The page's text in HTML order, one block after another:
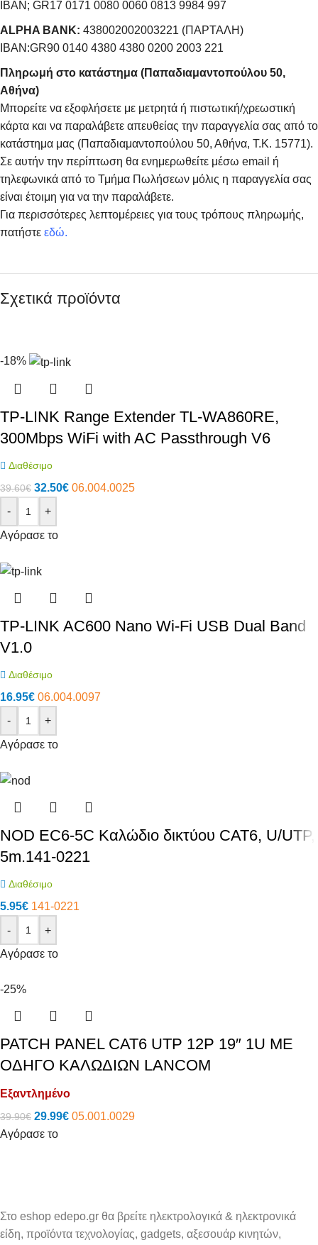
IBAN; GR17 0171 0080 0060 0813 9984 997
ALPHA BANK: 438002002003221 (ΠΑΡΤΑΛΗ)
IBAN:GR90 0140 4380 4380 0200 2003 221
Πληρωμή στο κατάστημα (Παπαδιαμαντοπούλου 50,
Αθήνα)
Μπορείτε να εξοφλήσετε με μετρητά ή πιστωτική/χρεωστική
κάρτα και να παραλάβετε απευθείας την παραγγελία σας από το
κατάστημα μας (Παπαδιαμαντοπούλου 50, Αθήνα, Τ.Κ. 15771).
Σε αυτήν την περίπτωση θα ενημερωθείτε μέσω email ή
τηλεφωνικά από το Τμήμα Πωλήσεων μόλις η παραγγελία σας
είναι έτοιμη για να την παραλάβετε.
Για περισσότερες λεπτομέρειες για τους τρόπους πληρωμής,
πατήστε εδώ.
Σχετικά προϊόντα
-18%
TP-LINK Range Extender TL-WA860RE,
300Mbps WiFi with AC Passthrough V6
Διαθέσιμο
39.60€ 32.50€ 06.004.0025
-
+
Αγόρασε το
TP-LINK AC600 Nano Wi-Fi USB Dual Band
V1.0
Διαθέσιμο
16.95€ 06.004.0097
-
+
Αγόρασε το
NOD EC6-5C Καλώδιο δικτύου CAT6, U/UTP,
5m.141-0221
Διαθέσιμο
5.95€ 141-0221
-
+
Αγόρασε το
-25%
PATCH PANEL CAT6 UTP 12P 19″ 1U ΜΕ
ΟΔΗΓΟ ΚΑΛΩΔΙΩΝ LANCOM
Εξαντλημένο
39.90€ 29.99€ 05.001.0029
Αγόρασε το
Στο eshop edepo.gr θα βρείτε ηλεκτρολογικά & ηλεκτρονικά
είδη, προϊόντα τεχνολογίας, gadgets, αξεσουάρ κινητών,